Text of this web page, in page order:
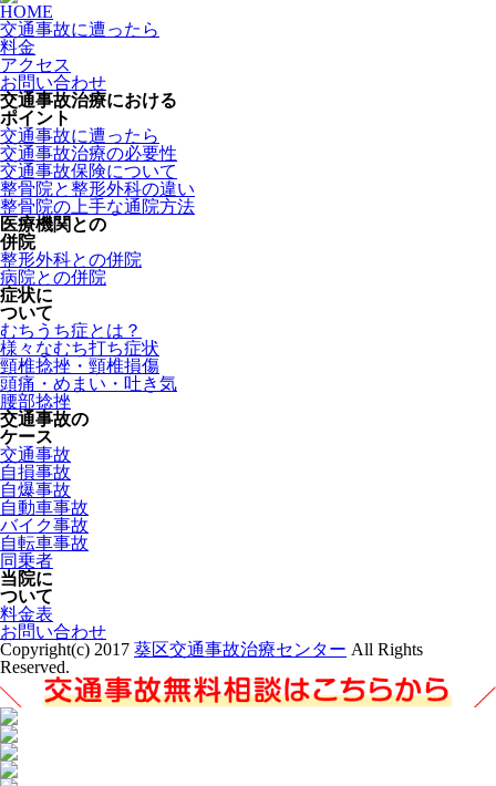
HOME
交通事故に遭ったら
料金
アクセス
お問い合わせ
交通事故治療における
ポイント
交通事故に遭ったら
交通事故治療の必要性
交通事故保険について
整骨院と整形外科の違い
整骨院の上手な通院方法
医療機関との
併院
整形外科との併院
病院との併院
症状に
ついて
むちうち症とは？
様々なむち打ち症状
頸椎捻挫・頸椎損傷
頭痛・めまい・吐き気
腰部捻挫
交通事故の
ケース
交通事故
自損事故
自爆事故
自動車事故
バイク事故
自転車事故
同乗者
当院に
ついて
料金表
お問い合わせ
Copyright(c) 2017 葵区交通事故治療センター All Rights
Reserved.